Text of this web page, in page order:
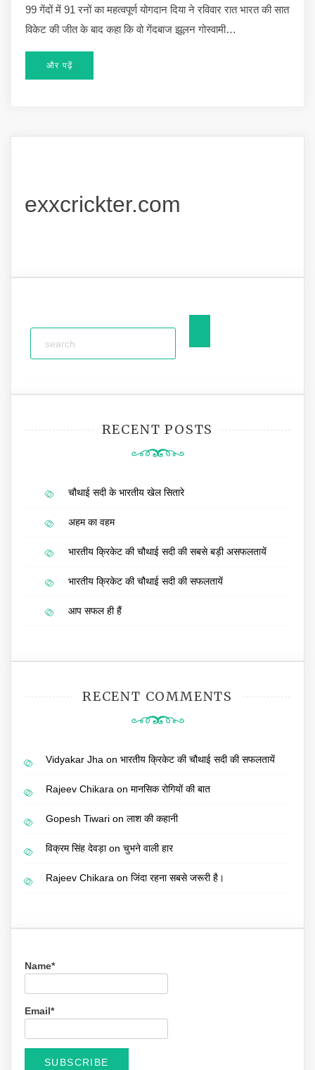
99 गेंदों में 91 रनों का महत्वपूर्ण योगदान दिया ने रविवार रात भारत की सात
विकेट की जीत के बाद कहा कि वो गेंदबाज झूलन गोस्वामी…
और पढ़ें
exxcrickter.com
RECENT POSTS
चौथाई सदी के भारतीय खेल सितारे
अहम का वहम
भारतीय क्रिकेट की चौथाई सदी की सबसे बड़ी असफलतायें
भारतीय क्रिकेट की चौथाई सदी की सफलतायें
आप सफल ही हैं
RECENT COMMENTS
Vidyakar Jha on भारतीय क्रिकेट की चौथाई सदी की सफलतायें
Rajeev Chikara on मानसिक रोगियों की बात
Gopesh Tiwari on लाश की कहानी
विक्रम सिंह देवड़ाon चुभने वाली हार
Rajeev Chikara on जिंदा रहना सबसे जरूरी है।
Name*
Email*